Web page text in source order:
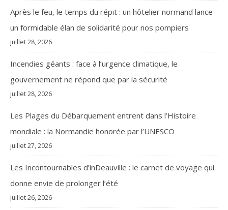
Après le feu, le temps du répit : un hôtelier normand lance
un formidable élan de solidarité pour nos pompiers
juillet 28, 2026
Incendies géants : face à l’urgence climatique, le
gouvernement ne répond que par la sécurité
juillet 28, 2026
Les Plages du Débarquement entrent dans l’Histoire
mondiale : la Normandie honorée par l’UNESCO
juillet 27, 2026
Les Incontournables d’inDeauville : le carnet de voyage qui
donne envie de prolonger l’été
juillet 26, 2026